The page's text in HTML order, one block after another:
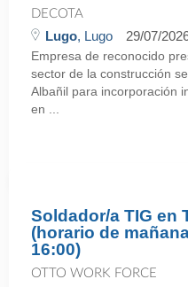
DECOTA
Lugo, Lugo 29/07/
Empresa de reconocido
sector de la construcción
Albañil para incorporación
en ...
Soldador/a TIG en
(horario de
16:00)
OTTO WORK FORCE